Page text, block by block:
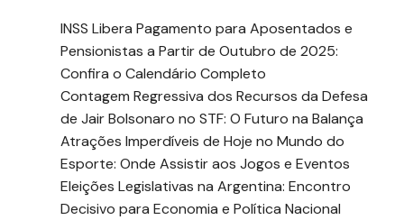
INSS Libera Pagamento para Aposentados e
Pensionistas a Partir de Outubro de 2025:
Confira o Calendário Completo
Contagem Regressiva dos Recursos da Defesa
de Jair Bolsonaro no STF: O Futuro na Balança
Atrações Imperdíveis de Hoje no Mundo do
Esporte: Onde Assistir aos Jogos e Eventos
Eleições Legislativas na Argentina: Encontro
Decisivo para Economia e Política Nacional